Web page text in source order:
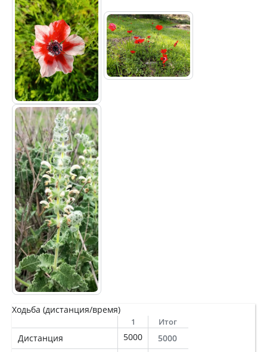
Ходьба (дистанция/время)
1 Итог
Дистанция 5000
5000